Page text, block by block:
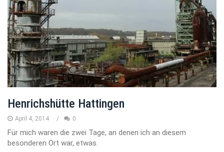
Henrichshütte Hattingen
April 4, 2014 0
Für mich waren die zwei Tage, an denen ich an diesem
besonderen Ort war, etwas.